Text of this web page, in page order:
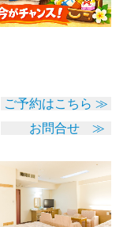
ご予約はこちら ≫
お問合せ ≫